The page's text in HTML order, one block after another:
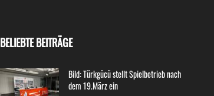
BELIEBTE BEITRÄGE
Bild: Türkgücü stellt Spielbetrieb nach
dem 19.März ein